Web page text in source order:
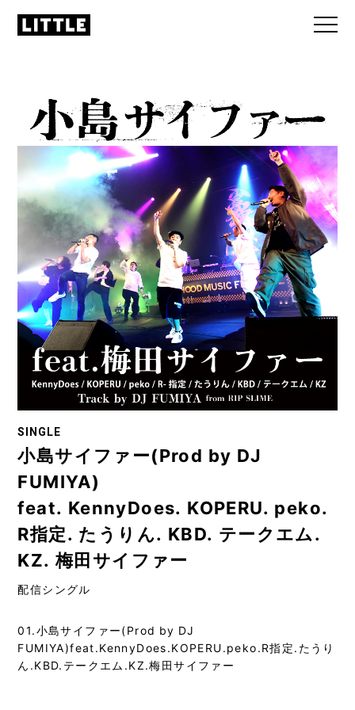
SINGLE
小島サイファー(Prod by DJ
FUMIYA)
feat. KennyDoes. KOPERU. peko.
R指定. たうりん. KBD. テークエム.
KZ. 梅田サイファー
配信シングル
01.小島サイファー(Prod by DJ
FUMIYA)feat.KennyDoes.KOPERU.peko.R指定.たうり
ん.KBD.テークエム.KZ.梅田サイファー